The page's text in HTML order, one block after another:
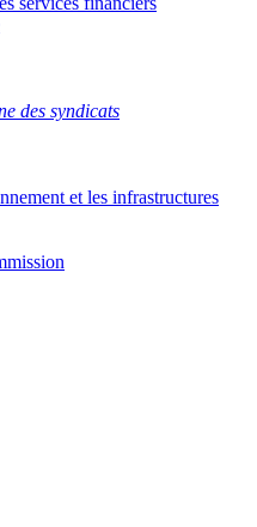
des syndicats
et les infrastructures